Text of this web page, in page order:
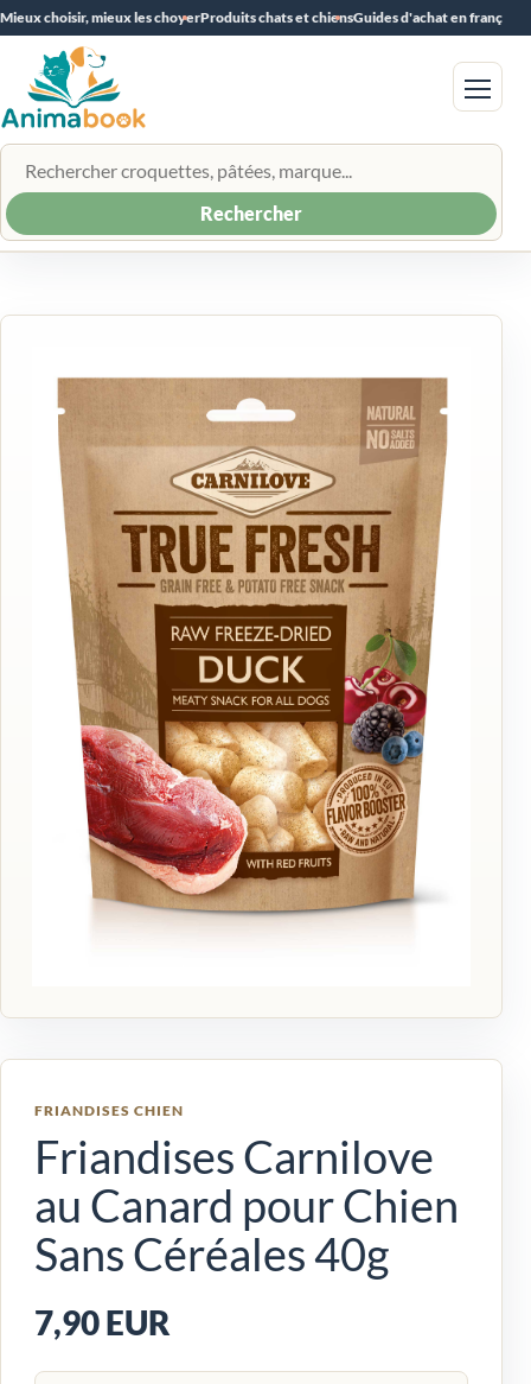
Mieux choisir, mieux les choyerProduits chats et chiensGuides d'achat en français
Rechercher un produit
Rechercher
Menu
FRIANDISES CHIEN
Friandises Carnilove
au Canard pour Chien
Sans Céréales 40g
7,90 EUR